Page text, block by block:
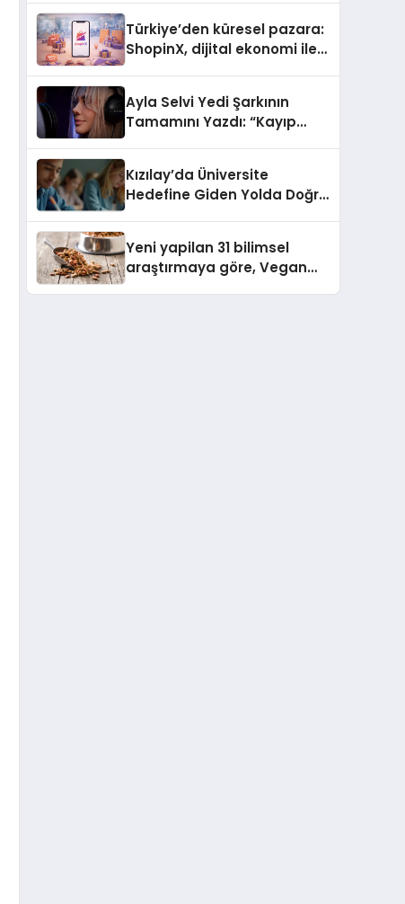
Türkiye’den küresel pazara:
ShopinX, dijital ekonomi ile
Ayla Selvi Yedi Şarkının
Tamamını Yazdı: “Kayıp
Kızılay’da Üniversite
Hedefine Giden Yolda Doğru
Yeni yapilan 31 bilimsel
araştırmaya göre, Vegan